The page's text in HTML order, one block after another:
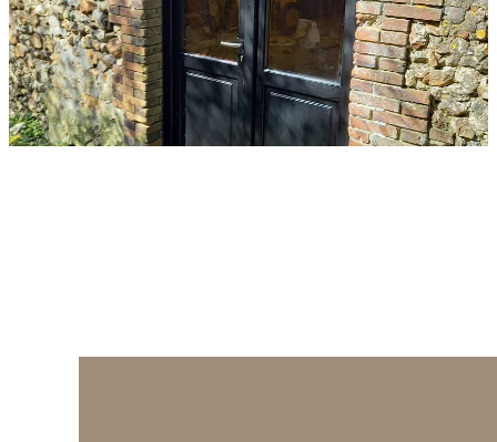
sonores extérieures et garantir une protection
renforcée contre les tentatives d’effraction. Une
menuiserie performantedevient ainsi un
véritable rempart pour votre foyer, en offrant
sérénité, économies d’énergie et qualité de vie.